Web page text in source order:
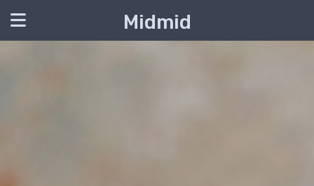
Midmid